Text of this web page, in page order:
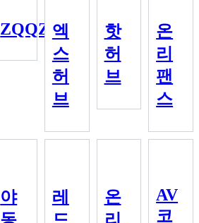
ZQQZQQ
엑
스
허
브
핫
허
브
온
리
팬
스
야
동
레
드
온
리
AV
코